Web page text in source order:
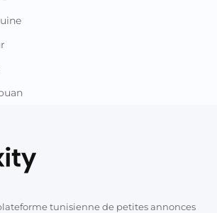
tunisienne de petites annonces